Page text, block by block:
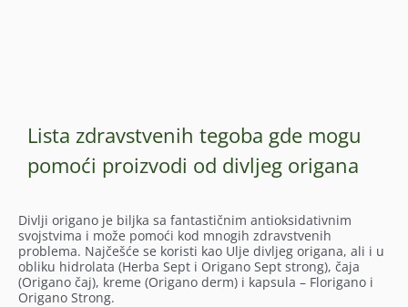
Lista zdravstvenih tegoba gde mogu
pomoći proizvodi od divljeg origana
Divlji origano je biljka sa fantastičnim antioksidativnim
svojstvima i može pomoći kod mnogih zdravstvenih
problema. Najčešće se koristi kao Ulje divljeg origana, ali i u
obliku hidrolata (Herba Sept i Origano Sept strong), čaja
(Origano čaj), kreme (Origano derm) i kapsula – Florigano i
Origano Strong.